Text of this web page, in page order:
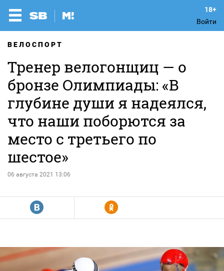
Войти
ВЕЛОСПОРТ
Тренер велогонщиц — о
бронзе Олимпиады: «В
глубине души я надеялся,
что наши поборются за
место с третьего по
шестое»
06 августа 2021 13:06
R Y